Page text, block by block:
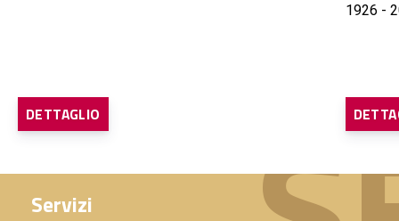
DETTAGLIO
1926 -
Servizi